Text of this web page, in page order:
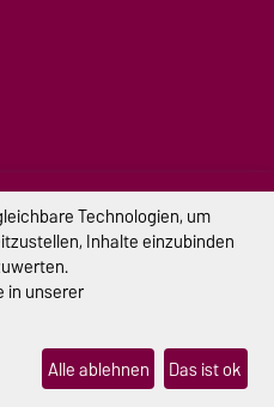
Technologien, um
Inhalte einzubinden
in unserer
Alle ablehnen Das ist ok